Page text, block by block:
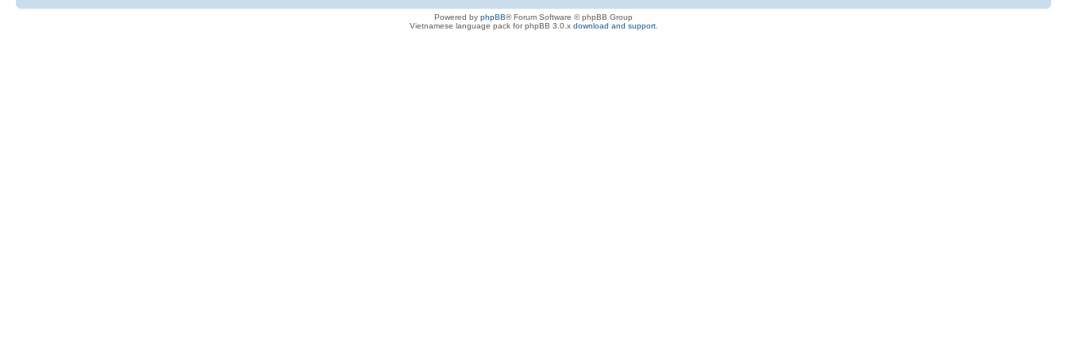
Powered by phpBB® Forum Software © phpBB Group
Vietnamese language pack for phpBB 3.0.x download and support.